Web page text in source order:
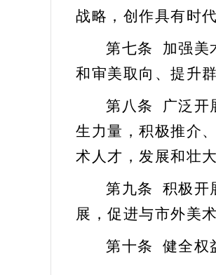
战略，创作具有时
第七条
加强美
和审美取向、提升
第八条
广泛开
生力量，积极推介
术人才 ，发展和壮大
第九条
积极开
展，促进与市外美
第十条
健全权